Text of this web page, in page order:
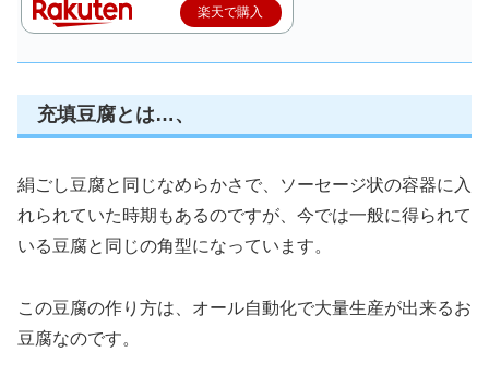
楽天で購入
充填豆腐とは…、
絹ごし豆腐と同じなめらかさで、ソーセージ状の容器に入
れられていた時期もあるのですが、今では一般に得られて
いる豆腐と同じの角型になっています。
この豆腐の作り方は、オール自動化で大量生産が出来るお
豆腐なのです。